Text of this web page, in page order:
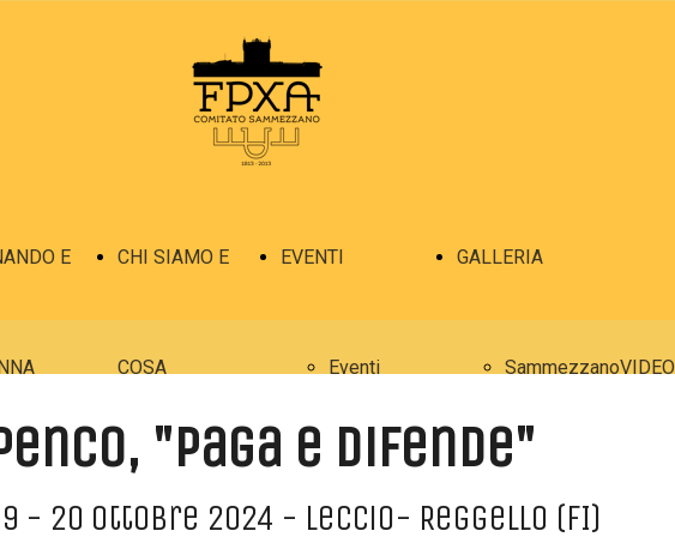
E CHI SIAMO E
COSA
FACCIAMO
EVENTI
Eventi
GALLERIA
SammezzanoVIDEO
"paga e difende"
- 20 ottobre 2024 - Leccio- Reggello (FI)